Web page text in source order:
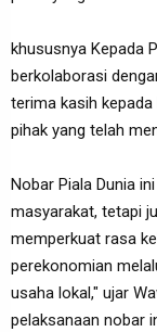
khususnya Kepada
berkolaborasi
terima kasih
pihak yang telah
Nobar Piala Dunia
masyarakat, tetapi
memperkuat rasa
perekonomian
usaha lokal," ujar
pelaksanaan nobar